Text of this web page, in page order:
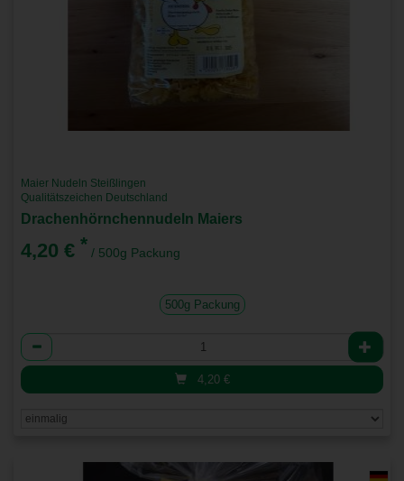
Maier Nudeln Steißlingen
Qualitätszeichen Deutschland
Drachenhörnchennudeln Maiers
4,20 € * / 500g Packung
500g Packung
Anzahl
4,20 €